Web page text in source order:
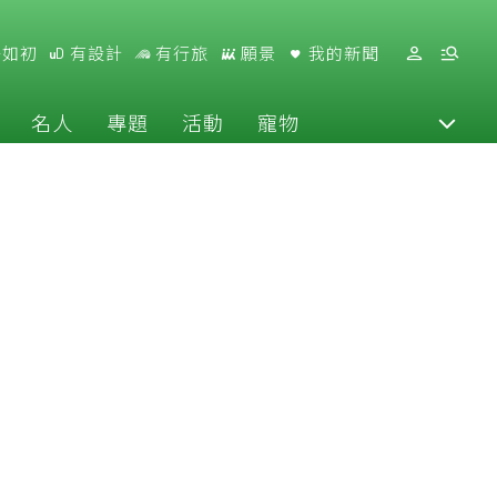
初 有設計 有行旅 願景 我的新聞
名人 專題 活動 寵物